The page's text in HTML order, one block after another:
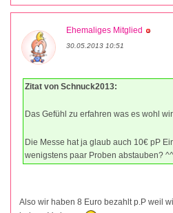
Ehemaliges Mitglied
30.05.2013 10:51
Zitat von Schnuck2013:
Das Gefühl zu erfahren was es wohl
Die Messe hat ja glaub auch 10€ pP
wenigstens paar Proben abstauben? ^^
Also wir haben 8 Euro bezahlt p.P weil